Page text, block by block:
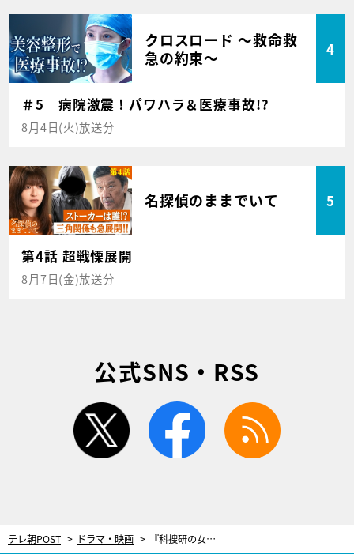
クロスロード ～救命救
急の約束～
4
＃5 病院激震！パワハラ＆医療事故!?
8月4日(火)放送分
名探偵のままでいて 5
第4話 超戦慄展開
8月7日(金)放送分
公式SNS・RSS
twitter facebook
テレ朝POST ドラマ・映画 『科捜研の女』season20がついにスタート！マリコ（沢口靖子）、自ら宙づりに